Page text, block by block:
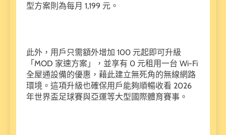
型方案則為每月 1,199 元。
此外，用戶只需額外增加 100 元起即可升級
「MOD 家速方案」，並享有 0 元租用一台 Wi-Fi
全屋通設備的優惠，藉此建立無死角的無線網路
環境。這項升級也確保用戶能夠順暢收看 2026
年世界盃足球賽與亞運等大型國際體育賽事。